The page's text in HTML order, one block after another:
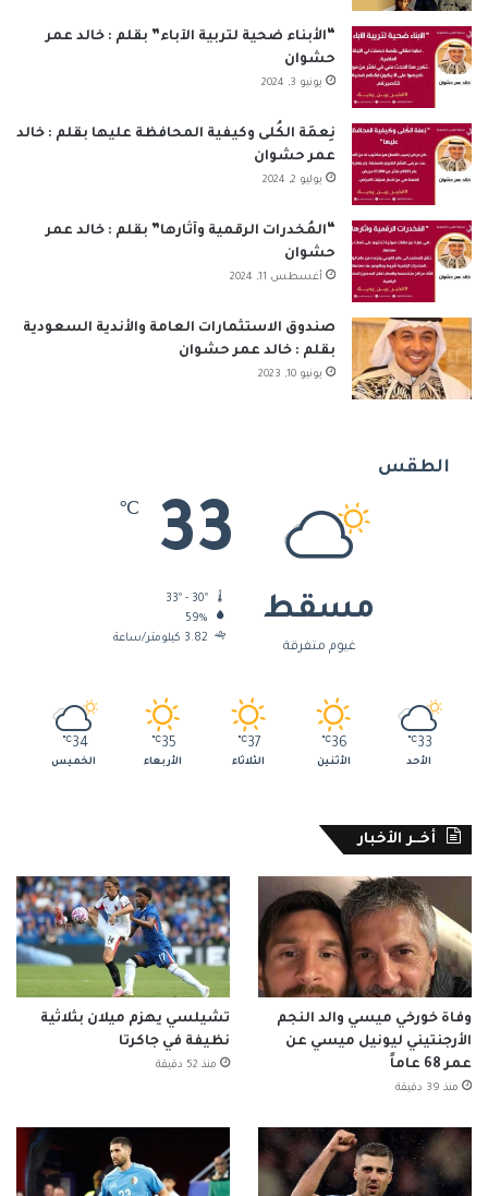
“الأبناء ضحية لتربية الآباء” بقلم : خالد عمر
حشوان
يونيو 3, 2024
نِعمَة الكُلى وكيفية المحافظة عليها بقلم : خالد
عمر حشوان
يوليو 2, 2024
“المُخدرات الرقمية وآثارها” بقلم : خالد عمر
حشوان
أغسطس 11, 2024
صندوق الاستثمارات العامة والأندية السعودية
بقلم : خالد عمر حشوان
يونيو 10, 2023
الطقس
مسقط
غيوم متفرقة
33
℃
59%
3.82 كيلومتر/ساعة
33
℃
الأحد
36
℃
الأثنين
37
℃
الثلاثاء
35
℃
الأربعاء
34
℃
الخميس
أخــر الأخبار
وفاة خورخي ميسي والد النجم
الأرجنتيني ليونيل ميسي عن
عمر 68 عاماً
منذ 39 دقيقة
تشيلسي يهزم ميلان بثلاثية
نظيفة في جاكرتا
منذ 52 دقيقة